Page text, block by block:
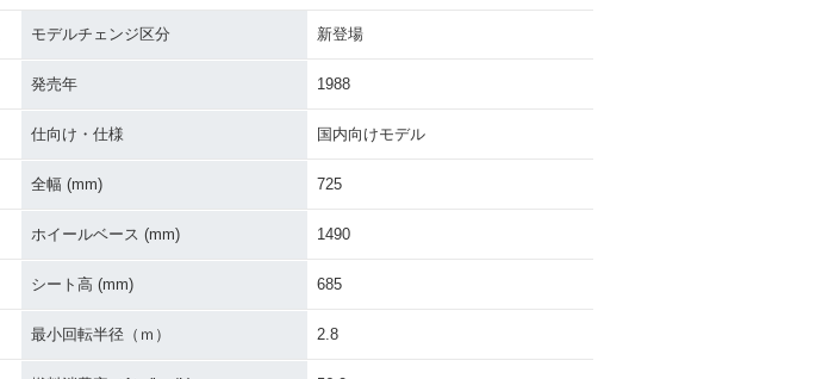
フラットハンドル仕様・
プルバックハンドル仕
1988年 XV250 Virago
新登場
モデルチェンジ区分 新登場
発売年 1988
仕向け・仕様 国内向けモデル
全幅 (mm) 725
ホイールベース (mm) 1490
シート高 (mm) 685
最小回転半径（ｍ） 2.8